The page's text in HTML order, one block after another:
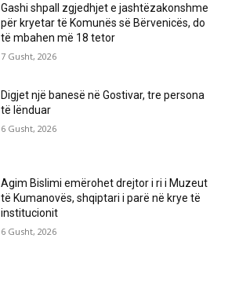
Gashi shpall zgjedhjet e jashtëzakonshme
për kryetar të Komunës së Bërvenicës, do
të mbahen më 18 tetor
7 Gusht, 2026
Digjet një banesë në Gostivar, tre persona
të lënduar
6 Gusht, 2026
Agim Bislimi emërohet drejtor i ri i Muzeut
të Kumanovës, shqiptari i parë në krye të
institucionit
6 Gusht, 2026